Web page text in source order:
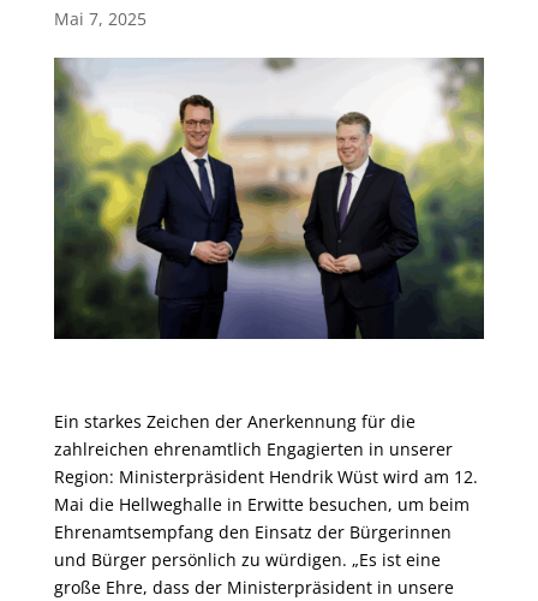
Mai 7, 2025
Ein starkes Zeichen der Anerkennung für die
zahlreichen ehrenamtlich Engagierten in unserer
Region: Ministerpräsident Hendrik Wüst wird am 12.
Mai die Hellweghalle in Erwitte besuchen, um beim
Ehrenamtsempfang den Einsatz der Bürgerinnen
und Bürger persönlich zu würdigen. „Es ist eine
große Ehre, dass der Ministerpräsident in unsere